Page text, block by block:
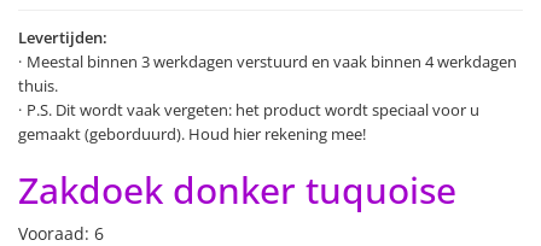
Levertijden:
Meestal binnen 3 werkdagen verstuurd en vaak binnen 4 werkdagen
thuis.
P.S. Dit wordt vaak vergeten: het product wordt speciaal voor u
gemaakt (geborduurd). Houd hier rekening mee!
Zakdoek donker tuquoise
Vooraad: 6